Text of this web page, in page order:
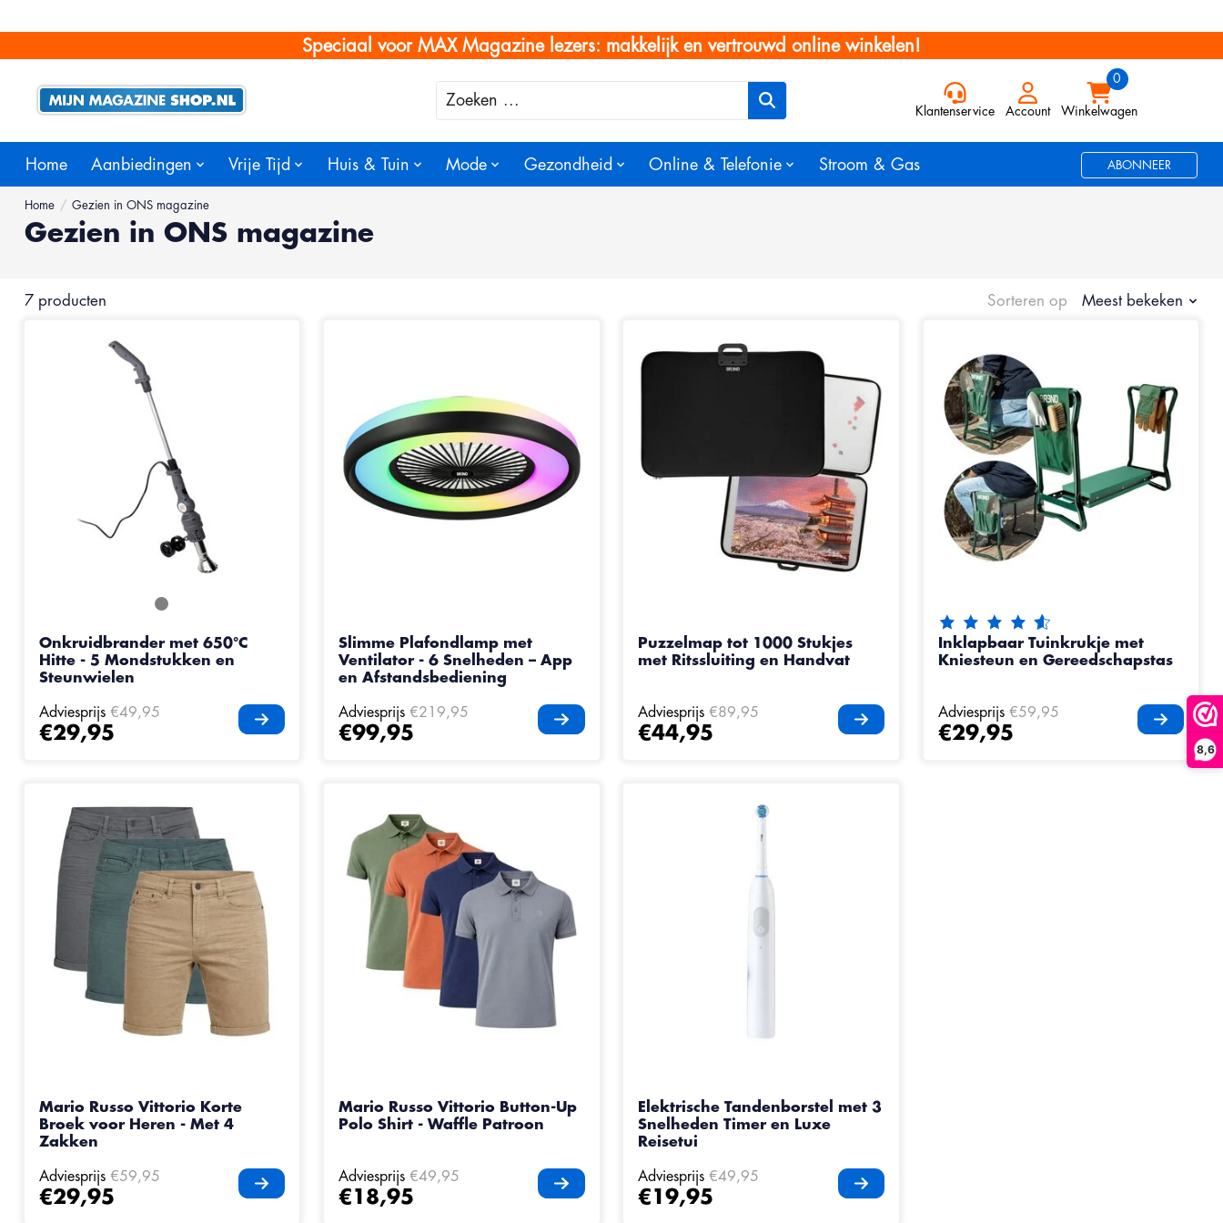
8,6
Speciaal voor MAX Magazine lezers: makkelijk en vertrouwd online winkelen!
Zoeken
Klantenservice Account Winkelwagen
Home Aanbiedingen Vrije Tijd Huis & Tuin Mode Gezondheid Online & Telefonie Stroom & Gas ABONNEER
Home / Gezien in ONS magazine
Gezien in ONS magazine
7 producten Sorteren op Meest bekeken
Onkruidbrander met 650°C
Hitte - 5 Mondstukken en
Steunwielen
Adviesprijs €49,95
€29,95
Slimme Plafondlamp met
Ventilator - 6 Snelheden – App
en Afstandsbediening
Adviesprijs €219,95
€99,95
Puzzelmap tot 1000 Stukjes
met Ritssluiting en Handvat
Adviesprijs €89,95
€44,95
De beoordeling van dit product is
Inklapbaar Tuinkrukje met
Kniesteun en Gereedschapstas
Adviesprijs €59,95
€29,95
Mario Russo Vittorio Korte
Broek voor Heren - Met 4
Zakken
Adviesprijs €59,95
€29,95
Mario Russo Vittorio Button-Up
Polo Shirt - Waffle Patroon
Adviesprijs €49,95
€18,95
Elektrische Tandenborstel met 3
Snelheden Timer en Luxe
Reisetui
Adviesprijs €49,95
€19,95